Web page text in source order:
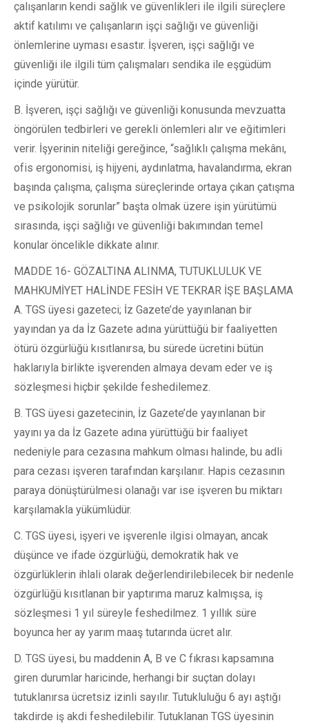
çalışanların kendi sağlık ve güvenlikleri ile ilgili süreçlere
aktif katılımı ve çalışanların işçi sağlığı ve güvenliği
önlemlerine uyması esastır. İşveren, işçi sağlığı ve
güvenliği ile ilgili tüm çalışmaları sendika ile eşgüdüm
içinde yürütür.
B. İşveren, işçi sağlığı ve güvenliği konusunda mevzuatta
öngörülen tedbirleri ve gerekli önlemleri alır ve eğitimleri
verir. İşyerinin niteliği gereğince, “sağlıklı çalışma mekânı,
ofis ergonomisi, iş hijyeni, aydınlatma, havalandırma, ekran
başında çalışma, çalışma süreçlerinde ortaya çıkan çatışma
ve psikolojik sorunlar” başta olmak üzere işin yürütümü
sırasında, işçi sağlığı ve güvenliği bakımından temel
konular öncelikle dikkate alınır.
MADDE 16- GÖZALTINA ALINMA, TUTUKLULUK VE
MAHKUMİYET HALİNDE FESİH VE TEKRAR İŞE BAŞLAMA
A. TGS üyesi gazeteci; İz Gazete’de yayınlanan bir
yayından ya da İz Gazete adına yürüttüğü bir faaliyetten
ötürü özgürlüğü kısıtlanırsa, bu sürede ücretini bütün
haklarıyla birlikte işverenden almaya devam eder ve iş
sözleşmesi hiçbir şekilde feshedilemez.
B. TGS üyesi gazetecinin, İz Gazete’de yayınlanan bir
yayını ya da İz Gazete adına yürüttüğü bir faaliyet
nedeniyle para cezasına mahkum olması halinde, bu adli
para cezası işveren tarafından karşılanır. Hapis cezasının
paraya dönüştürülmesi olanağı var ise işveren bu miktarı
karşılamakla yükümlüdür.
C. TGS üyesi, işyeri ve işverenle ilgisi olmayan, ancak
düşünce ve ifade özgürlüğü, demokratik hak ve
özgürlüklerin ihlali olarak değerlendirilebilecek bir nedenle
özgürlüğü kısıtlanan bir yaptırıma maruz kalmışsa, iş
sözleşmesi 1 yıl süreyle feshedilmez. 1 yıllık süre
boyunca her ay yarım maaş tutarında ücret alır.
D. TGS üyesi, bu maddenin A, B ve C fıkrası kapsamına
giren durumlar haricinde, herhangi bir suçtan dolayı
tutuklanırsa ücretsiz izinli sayılır. Tutukluluğu 6 ayı aştığı
takdirde iş akdi feshedilebilir. Tutuklanan TGS üyesinin